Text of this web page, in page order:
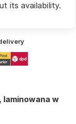
its availability.
laminowana w